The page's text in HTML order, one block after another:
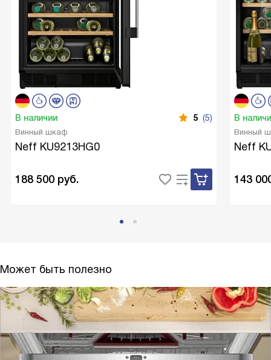
В наличии 5 (5)
Винный шкаф
Neff KU9213HG0
188 500 руб.
В
Винный
Neff
143
Может быть полезно